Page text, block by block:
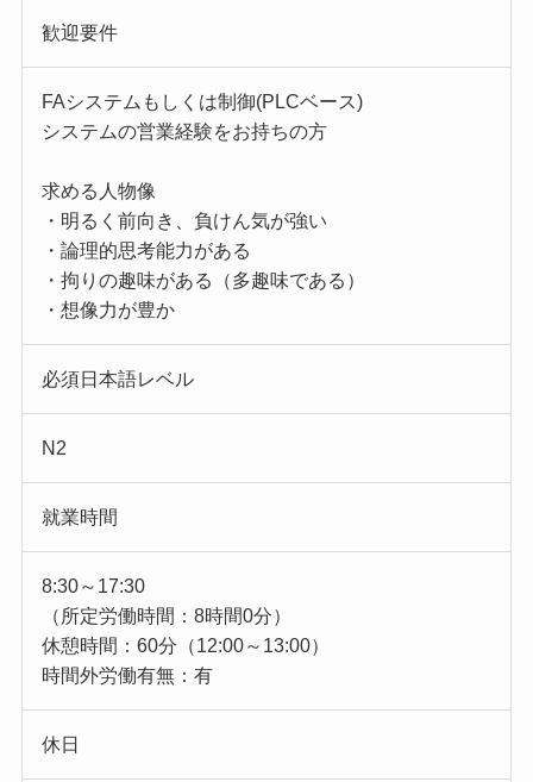
歓迎要件
FAシステムもしくは制御(PLCベース)
システムの営業経験をお持ちの方
求める人物像
・明るく前向き、負けん気が強い
・論理的思考能力がある
・拘りの趣味がある（多趣味である）
・想像力が豊か
必須日本語レベル
N2
就業時間
8:30～17:30
（所定労働時間：8時間0分）
休憩時間：60分（12:00～13:00）
時間外労働有無：有
休日